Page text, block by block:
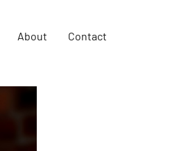
About Contact